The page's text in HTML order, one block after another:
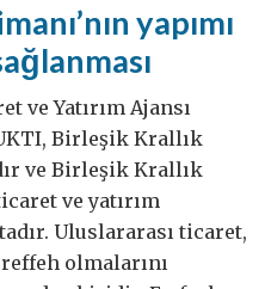
yapımı
ve Yatırım Ajansı
Birleşik Krallık
ve Birleşik Krallık
ve yatırım
Uluslararası ticaret,
olmalarını